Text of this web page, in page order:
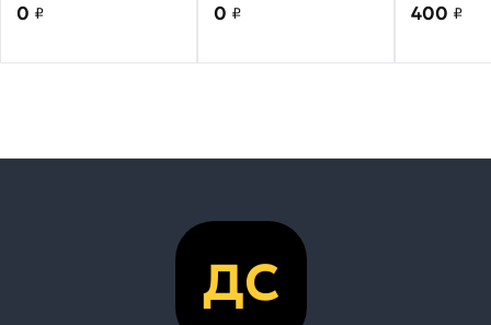
0 ₽ 0 ₽
градусов
400 ₽
ДС